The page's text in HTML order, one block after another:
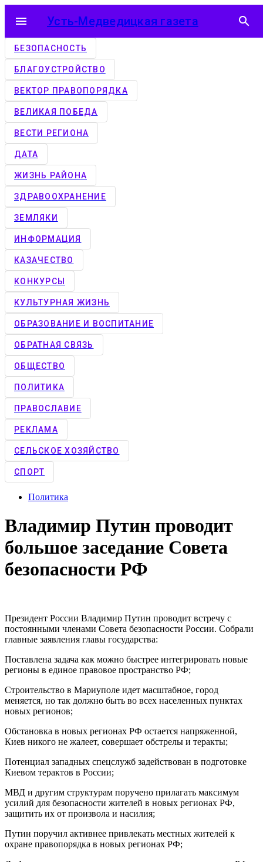
menu Усть-Медведицкая газета search
БЕЗОПАСНОСТЬ
БЛАГОУСТРОЙСТВО
ВЕКТОР ПРАВОПОРЯДКА
ВЕЛИКАЯ ПОБЕДА
ВЕСТИ РЕГИОНА
ДАТА
ЖИЗНЬ РАЙОНА
ЗДРАВООХРАНЕНИЕ
ЗЕМЛЯКИ
ИНФОРМАЦИЯ
КАЗАЧЕСТВО
КОНКУРCЫ
КУЛЬТУРНАЯ ЖИЗНЬ
ОБРАЗОВАНИЕ И ВОСПИТАНИЕ
ОБРАТНАЯ СВЯЗЬ
ОБЩЕСТВО
ПОЛИТИКА
ПРАВОСЛАВИЕ
РЕКЛАМА
СЕЛЬСКОЕ ХОЗЯЙСТВО
СПОРТ
Политика
Владимир Путин проводит
большое заседание Совета
безопасности РФ
Президент России Владимир Путин проводит встречу с
постоянными членами Совета безопасности России. Собрали
главные заявления главы государства:
Поставлена задача как можно быстрее интегрировать новые
регионы в единое правовое пространство РФ;
Строительство в Мариуполе идет масштабное, город
меняется, но так должно быть во всех населенных пунктах
новых регионов;
Обстановка в новых регионах РФ остается напряженной,
Киев никого не жалеет, совершает обстрелы и теракты;
Потенциал западных спецслужб задействован в подготовке
Киевом терактов в России;
МВД и другим структурам поручено прилагать максимум
усилий для безопасности жителей в новых регионах РФ,
защитить их от произвола и насилия;
Путин поручил активнее привлекать местных жителей к
охране правопорядка в новых регионах РФ;